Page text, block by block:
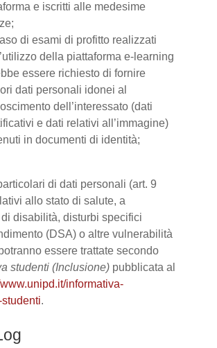
e iscritti alle medesime
di esami di profitto realizzati
della piattaforma e-learning
essere richiesto di fornire
dati personali idonei al
dell’interessato (dati
e dati relativi all’immagine)
in documenti di identità;
di dati personali (art. 9
allo stato di salute, a
disabilità, disturbi specifici
(DSA) o altre vulnerabilità
essere trattate secondo
studenti (Inclusione) pubblicata al
informativa-
.